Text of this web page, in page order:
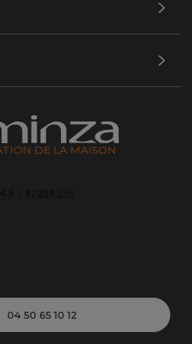
DE LA MAISON
04 50 65 10 12